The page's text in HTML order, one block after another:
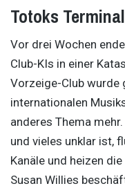
Totoks
Vor drei Wochen
Club-KIs in einer
Vorzeige-Club wurde
internationalen
anderes Thema
und vieles unklar ist,
Kanäle und heizen
Susan Willies